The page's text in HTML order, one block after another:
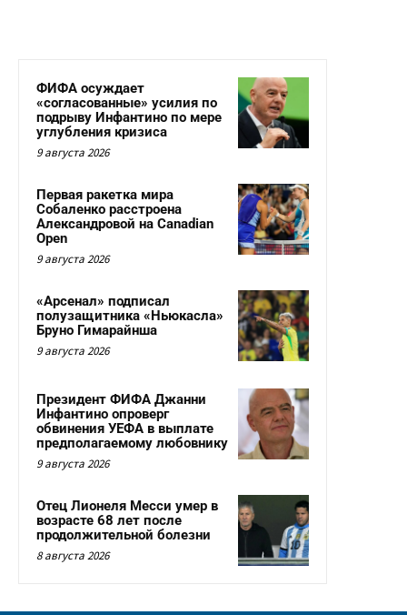
ФИФА осуждает
«согласованные» усилия по
подрыву Инфантино по мере
углубления кризиса
9 августа 2026
Первая ракетка мира
Собаленко расстроена
Александровой на Canadian
Open
9 августа 2026
«Арсенал» подписал
полузащитника «Ньюкасла»
Бруно Гимарайнша
9 августа 2026
Президент ФИФА Джанни
Инфантино опроверг
обвинения УЕФА в выплате
предполагаемому любовнику
9 августа 2026
Отец Лионеля Месси умер в
возрасте 68 лет после
продолжительной болезни
8 августа 2026